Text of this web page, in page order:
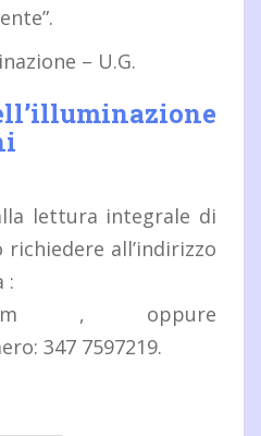
– U.G.
lettura integrale di
all’indirizzo
:
, oppure
347 7597219.